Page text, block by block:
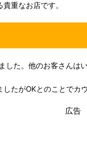
重なお店です。
した。他のお客さんは
たがOKとのことでカ
広告